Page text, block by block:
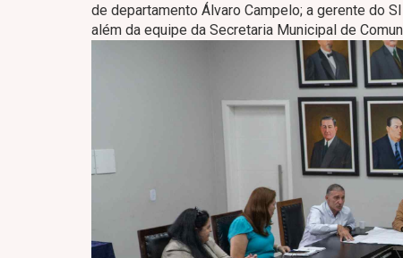
de departamento Álvaro Campelo; a gerente do
além da equipe da Secretaria Municipal de